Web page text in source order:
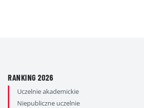
RANKING 2026
Uczelnie akademickie
Niepubliczne uczelnie